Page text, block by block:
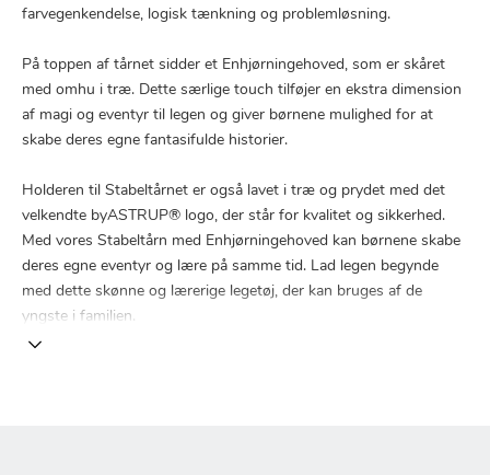
farvegenkendelse, logisk tænkning og problemløsning.
På toppen af tårnet sidder et Enhjørningehoved, som er skåret
med omhu i træ. Dette særlige touch tilføjer en ekstra dimension
af magi og eventyr til legen og giver børnene mulighed for at
skabe deres egne fantasifulde historier.
Holderen til Stabeltårnet er også lavet i træ og prydet med det
velkendte byASTRUP® logo, der står for kvalitet og sikkerhed.
Med vores Stabeltårn med Enhjørningehoved kan børnene skabe
deres egne eventyr og lære på samme tid. Lad legen begynde
med dette skønne og lærerige legetøj, der kan bruges af de
yngste i familien.